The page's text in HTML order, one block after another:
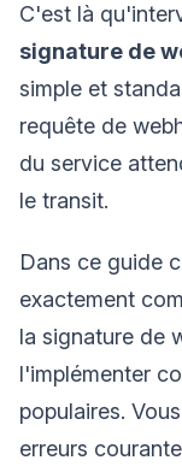
C'est là
signature de
simple et
requête de
du service
le transit.
Dans ce guide
exactement
la signature de
l'implémenter
populaires.
erreurs